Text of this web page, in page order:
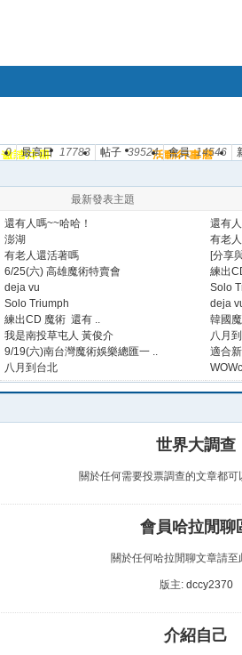
邀請注冊 群組聚合 活動行事曆
0 最高日 17783 帖子 39524 會員 14546
最新發表主題
還有人嗎~~哈哈！
澎湖
有老人還活著嗎
6/25(六) 高雄魔術特賣會
deja vu
Solo Triumph
練出CD 魔術 還有 ..
我是南投草屯人 黃俊介
9/19(六)南台灣魔術娛樂總匯一 ..
八月到台北
還有
有老
[分享
練出
Solo
deja
韓國
八月
適合
世界大調查
關於任何需要投票調查的文章都
會員哈拉閒聊
關於任何哈拉閒聊文章請至
版主: dccy2370
介紹自己